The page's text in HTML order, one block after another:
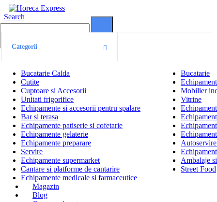
Search
Categorii
Bucatarie Calda
Bucatarie
Cutite
Cuptoare si Accesorii
Mobilier
Unitati frigorifice
Vitrine
Echipamente si accesorii pentru spalare
Bar si terasa
Echipamente patiserie si cofetarie
Echipamente gelaterie
Echipamente preparare
Servire
Echipamente supermarket
Ambalaje
Cantare si platforme de cantarire
Street Food
Echipamente medicale si farmaceutice
Magazin
Blog